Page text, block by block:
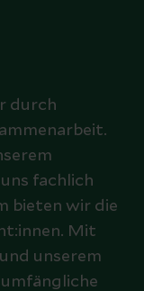
durch
fachlich
bieten wir die
Mit
unserem